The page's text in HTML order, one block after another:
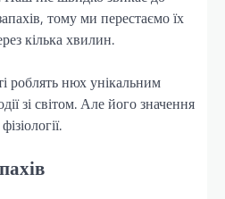
тому ми перестаємо їх
кілька хвилин.
роблять нюх унікальним
зі світом. Але його значення